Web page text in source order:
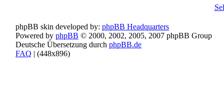
phpBB skin developed by: phpBB Headquarters
Powered by phpBB © 2000, 2002, 2005, 2007 phpBB Group
Deutsche Übersetzung durch phpBB.de
FAQ | (448x896)